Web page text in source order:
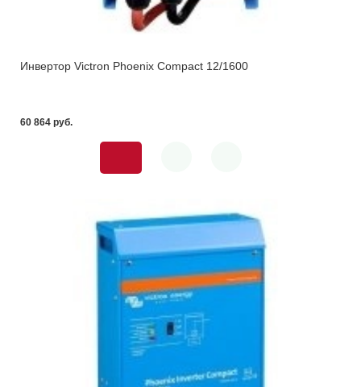
Инвертор Victron Phoenix Compact 12/1600
60 864 pуб.